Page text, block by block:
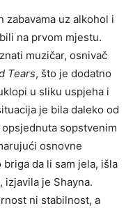
zabavama uz alkohol i
na prvom mjestu.
muzičar, osnivač
Tears, što je dodatno
u sliku uspjeha i
je bila daleko od
sopstvenim
osnovne
da li sam jela, išla
izjavila je Shayna.
ni stabilnost, a